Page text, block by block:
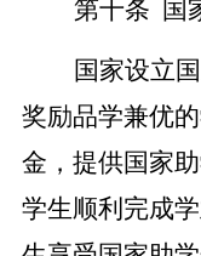
第十条 国
国家设立
奖励品学兼优
金，提供国家
学生顺利完成